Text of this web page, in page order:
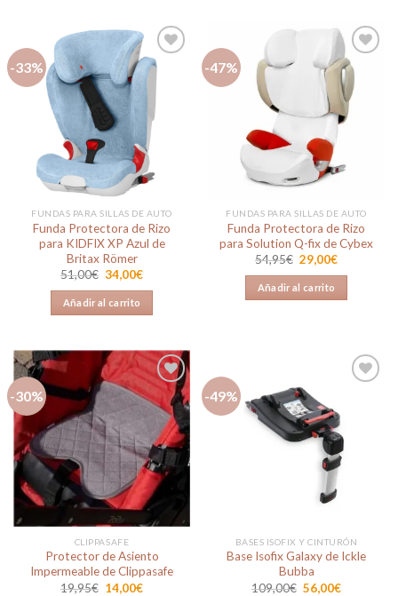
-33%
lista de
deseos
FUNDAS PARA SILLAS DE AUTO
Funda Protectora de Rizo
para KIDFIX XP Azul de
Britax Römer
51,00€ El
precio
original
era:
51,00€.
34,00€El
34,00€.
Añadir al carrito
-47%
Añadir
lista de
FUNDAS PARA SILLAS DE AUTO
Funda Protectora de Rizo
para Solution Q-fix de Cybex
54,95€ El
precio
original
era:
54,95€.
29,00€El
29,00€.
Añadir al carrito
-30%
Añadir
a la
lista de
deseos
CLIPPASAFE
Protector de Asiento
Impermeable de Clippasafe
19,95€ El
14,00€El
-49%
lista de
deseos
BASES ISOFIX Y CINTURÓN
Base Isofix Galaxy de Ickle
Bubba
109,00€ El
56,00€El